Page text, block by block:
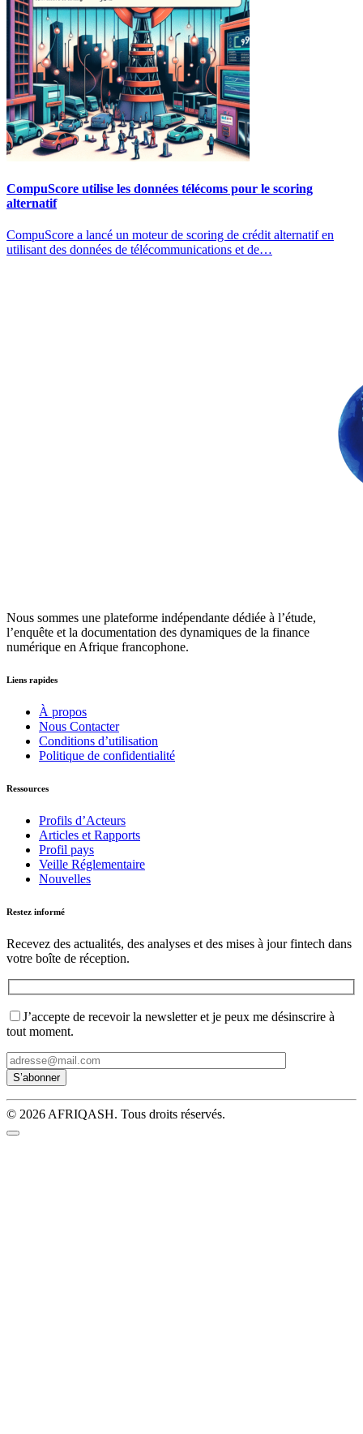
CompuScore utilise les données télécoms pour le scoring
alternatif
CompuScore a lancé un moteur de scoring de crédit alternatif en
utilisant des données de télécommunications et de…
Nous sommes une plateforme indépendante dédiée à l’étude,
l’enquête et la documentation des dynamiques de la finance
numérique en Afrique francophone.
Liens rapides
À propos
Nous Contacter
Conditions d’utilisation
Politique de confidentialité
Ressources
Profils d’Acteurs
Articles et Rapports
Profil pays
Veille Réglementaire
Nouvelles
Restez informé
Recevez des actualités, des analyses et des mises à jour fintech dans
votre boîte de réception.
J’accepte de recevoir la newsletter et je peux me désinscrire à
tout moment.
© 2026 AFRIQASH. Tous droits réservés.